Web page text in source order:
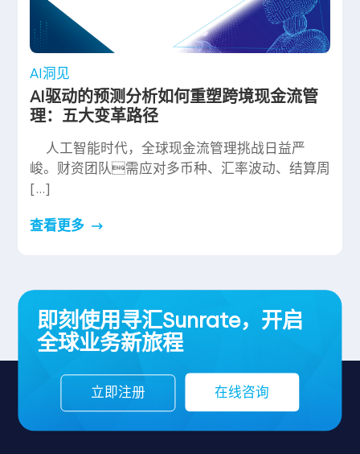
AI洞见
AI驱动的预测分析如何重塑跨境现金流管
理：五大变革路径
人工智能时代，全球现金流管理挑战日益严
峻。财资团队需应对多币种、汇率波动、结算周
[…]
查看更多
即刻使用寻汇Sunrate，开启
全球业务新旅程
立即注册 在线咨询